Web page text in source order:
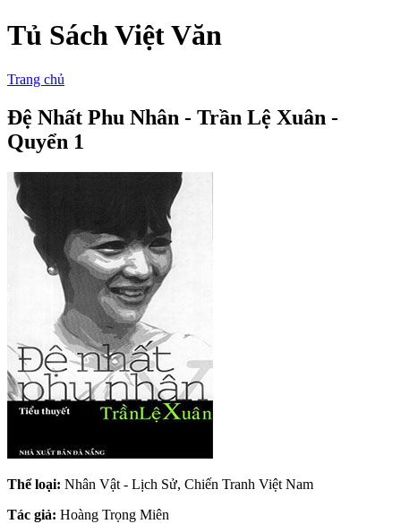
Tủ Sách Việt Văn
Trang chủ
Đệ Nhất Phu Nhân - Trần Lệ Xuân -
Quyển 1
Thể loại: Nhân Vật - Lịch Sử, Chiến Tranh Việt Nam
Tác giả: Hoàng Trọng Miên